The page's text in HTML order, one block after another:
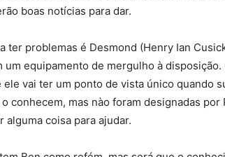
boas notícias para dar.
ter problemas é Desmond (Henry Ian
um equipamento de mergulho à
vai ter um ponto de vista único quando
conhecem, mas nào foram designadas
alguma coisa para ajudar.